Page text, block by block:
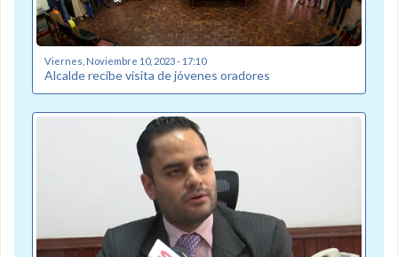
Viernes, Noviembre 10, 2023 - 17:10
Alcalde recibe visita de jóvenes oradores